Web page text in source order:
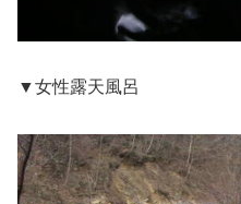
▼女性露天風呂